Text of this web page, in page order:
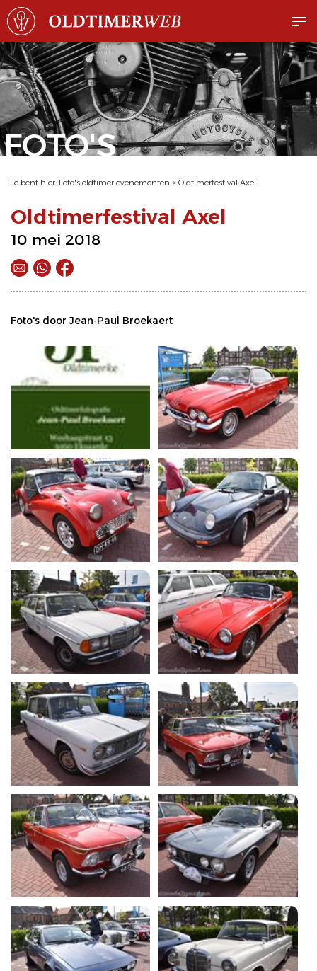
FOTO'S
Je bent hier: Foto's oldtimer evenementen > Oldtimerfestival Axel
Oldtimerfestival Axel
10 mei 2018
Foto's door Jean-Paul Broekaert